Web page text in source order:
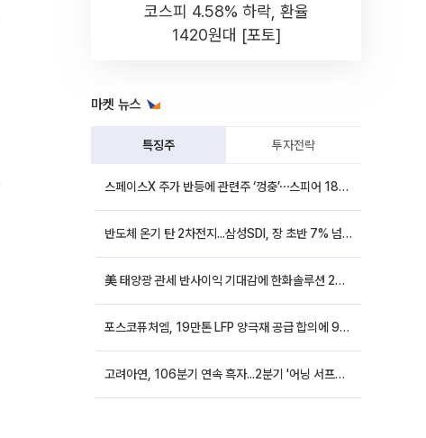
코스피 4.58% 하락, 환율
1420원대 [포토]
마켓 뉴스
특징주 투자전략
스페이스X 주가 반등에 관련주 ‘껑충’⋯스피어 18%ㆍ에이치브이엠 12%↑
반도체 온기 탄 2차전지...삼성SDI, 장 초반 7% 넘게 껑충
美 태양광 관세 반사이익 기대감에 한화솔루션 20%대·OCI홀딩스 14%대 급등
포스코퓨처엠, 19만톤 LFP 양극재 공급 합의에 9%대 강세
고려아연, 106분기 연속 흑자...2분기 '어닝 서프라이즈'에 장 초반 12%대 강세